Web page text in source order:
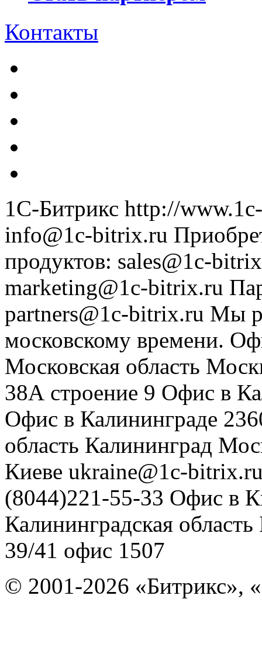
Контакты
1С-Битрикс http://
info@1c-bitrix.ru
продуктов: sales@1c-
marketing@1c-bitrix.ru
partners@1c-bitrix.ru Мы
московскому времени.
Московская область
38А строение 9 Офис в
Офис в Калининграде
область Калининград
Киеве ukraine@1c-
(8044)221-55-33 Офис в
Калининградская область
39/41 офис 1507
© 2001-2026 «Битрикс»,